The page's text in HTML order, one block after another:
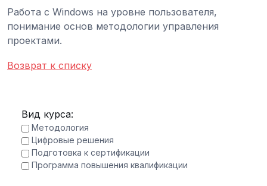
Вид курса:
Методология
Цифровые решения
Подготовка к сертификации
Программа повышения квалификации
Работа с Windows на уровне пользователя,
понимание основ методологии управления
проектами.
Возврат к списку